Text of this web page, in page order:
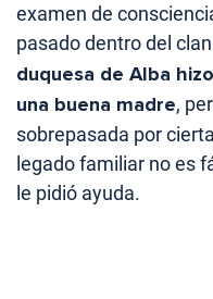
examen de
pasado dentro del
duquesa de Alba
una buena madre,
sobrepasada por
legado familiar no es
le pidió ayuda.